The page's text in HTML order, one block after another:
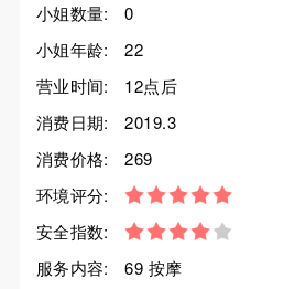
小姐数量:
0
小姐年龄:
22
营业时间:
12点后
消费日期:
2019.3
消费价格:
269
环境评分:
安全指数:
服务内容:
69 按摩